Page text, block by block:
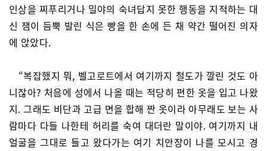
인상을 찌푸리거나 밀야의 숙녀답지 못한 행동을 지적하는 대
신 잼이 듬뿍 발린 식은 빵을 한 손에 든 채 약간 떨어진 의자
에 앉았다.
“복잡했지 뭐, 벨고로트에서 여기까지 철도가 깔린 것도 아
니잖아? 처음에 성에서 나올 때는 적당히 편한 옷을 입고 나왔
지. 그래도 비단과 고급 면을 합해 짠 옷이라 아무래도 보는 사
람마다 다들 나한테 허리를 숙여 대더란 말이야. 여기까지 내
얼굴을 그대로 들고 왔다가는 여기 치안장이 나를 모시고 경